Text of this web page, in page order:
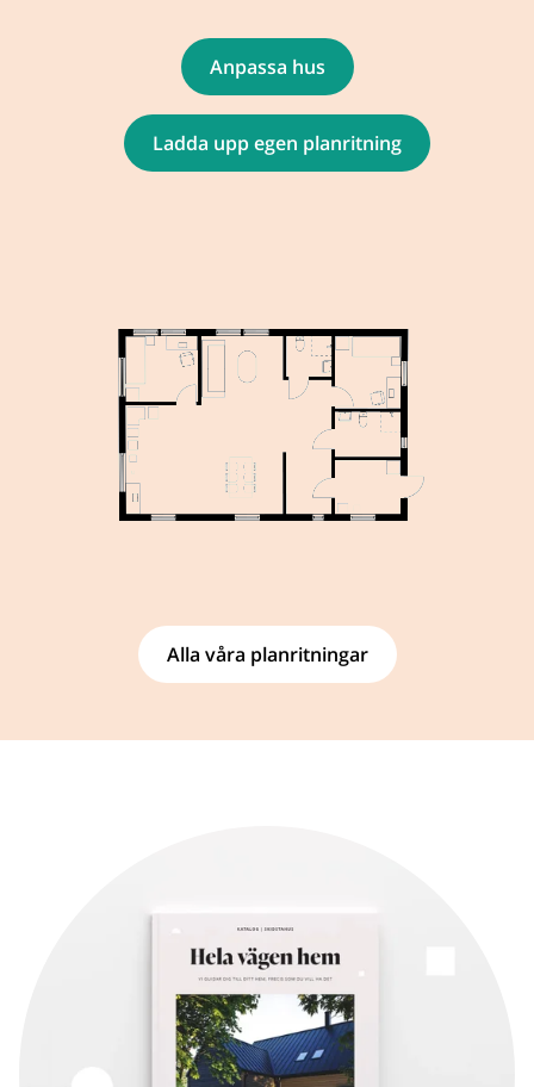
Anpassa hus
Ladda upp egen planritning
Alla våra planritningar